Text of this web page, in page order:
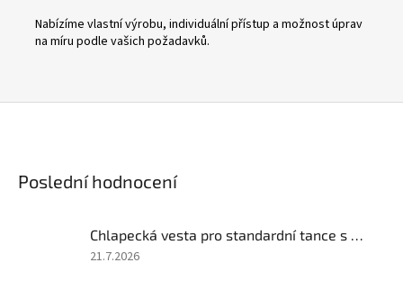
Nabízíme vlastní výrobu, individuální přístup a možnost úprav
na míru podle vašich požadavků.
Poslední hodnocení
Hodnocení
21.7.2026